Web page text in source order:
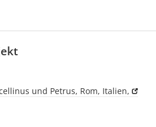
und Petrus, Rom, Italien,